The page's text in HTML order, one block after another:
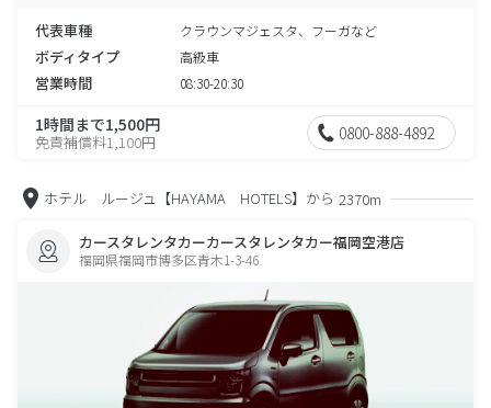
代表車種 クラウンマジェスタ、フーガなど
ボディタイプ 高級車
営業時間 08:30-20:30
1時間まで1,500円
免責補償料1,100円 0800-888-4892
ホテル ルージュ【HAYAMA HOTELS】から 2370m
カースタレンタカーカースタレンタカー福岡空港店
福岡県福岡市博多区青木1-3-46